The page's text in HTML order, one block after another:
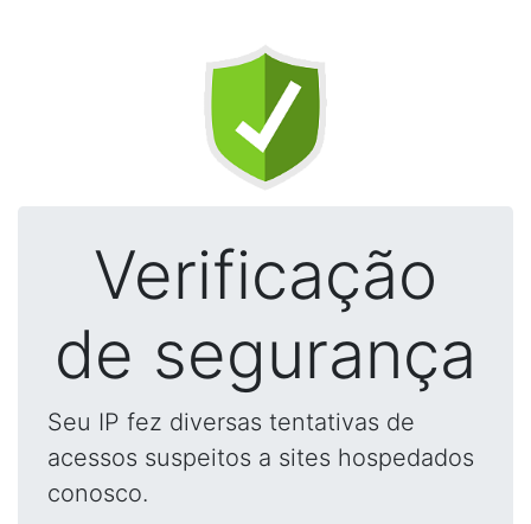
Verificação
de segurança
Seu IP fez diversas tentativas de
acessos suspeitos a sites hospedados
conosco.